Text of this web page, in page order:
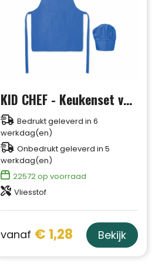
KID CHEF - Keukenset voor kinderen
Bedrukt geleverd in 6
werkdag(en)
Onbedrukt geleverd in 5
werkdag(en)
22572op voorraad
Vliesstof
vanaf € 1,28 Bekijk